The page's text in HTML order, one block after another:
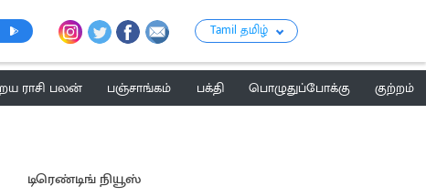
Tamil தமிழ்
ராசி பலன் பஞ்சாங்கம் பக்தி பொழுதுப்போக்கு
குற்றம்
டிரெண்டிங் நியூஸ்